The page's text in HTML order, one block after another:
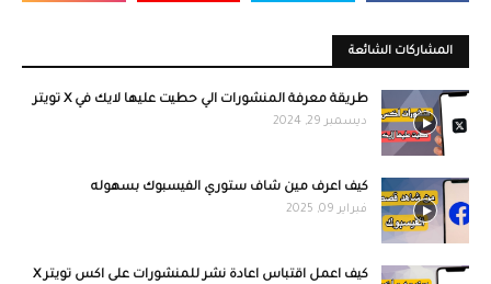
المشاركات الشائعة
طريقة معرفة المنشورات الي حطيت عليها لايك في X تويتر
ديسمبر 29, 2024
كيف اعرف مين شاف ستوري الفيسبوك بسهوله
فبراير 09, 2025
كيف اعمل اقتباس اعادة نشر للمنشورات على اكس تويتر X